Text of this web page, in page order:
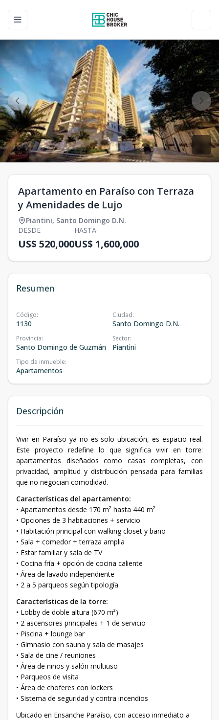
Toggle navigation menu
Apartamento en Paraíso con Terraza
y Amenidades de Lujo
Piantini, Santo Domingo D.N.
DESDE
US$ 520,000
HASTA
US$ 1,600,000
Resumen
Código:
1130
Ciudad:
Santo Domingo D.N.
Provincia:
Santo Domingo de Guzmán
Sector:
Piantini
Tipo de inmueble:
Apartamentos
Descripción
Vivir en Paraíso ya no es solo ubicación, es espacio real.
Este proyecto redefine lo que significa vivir en torre:
apartamentos diseñados como casas completas, con
privacidad, amplitud y distribución pensada para familias
que no negocian comodidad.
Características del apartamento:
• Apartamentos desde 170 m² hasta 440 m²
• Opciones de 3 habitaciones + servicio
• Habitación principal con walking closet y baño
• Sala + comedor + terraza amplia
• Estar familiar y sala de TV
• Cocina fría + opción de cocina caliente
• Área de lavado independiente
• 2 a 5 parqueos según tipología
Características de la torre:
• Lobby de doble altura (670 m²)
• 2 ascensores principales + 1 de servicio
• Piscina + lounge bar
• Gimnasio con sauna y sala de masajes
• Sala de cine / reuniones
• Área de niños y salón multiuso
• Parqueos de visita
• Área de choferes con lockers
• Sistema de seguridad y contra incendios
Ubicado en Ensanche Paraíso, con acceso inmediato a